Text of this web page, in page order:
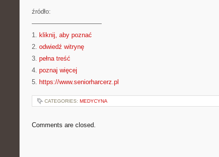
źródło:
———————————
1. kliknij, aby poznać
2. odwiedź witrynę
3. pełna treść
4. poznaj więcej
5. https://www.seniorharcerz.pl
CATEGORIES: MEDYCYNA
Comments are closed.